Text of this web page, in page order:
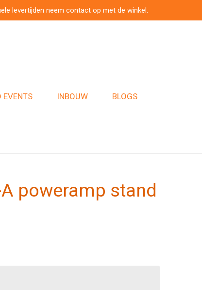
levertijden neem contact op met de winkel.
EVENTS INBOUW BLOGS
poweramp stand